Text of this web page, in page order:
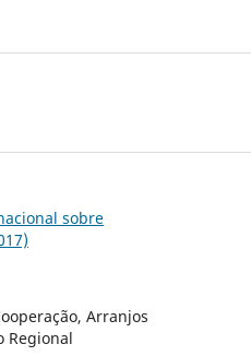
sobre
Arranjos
Regional